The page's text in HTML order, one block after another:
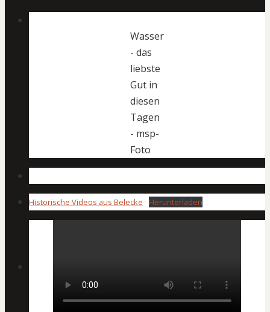
Wasser
- das
liebste
Gut in
diesen
Tagen
- msp-
Foto
Historische Videos aus Belecke Herunterladen